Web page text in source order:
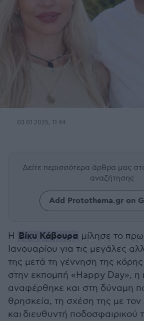
03.01.2025, 11:44
Δείτε περισσότερα άρθρα μας
αναζήτησης
Add Protothema.gr on
Η Βίκυ Κάβουρα μίλησε το
Ιανουαρίου για τις μεγάλες
της μετά τη γέννηση της
στην εκπομπή «Happy Day», η
αναφέρθηκε και στη δύναμη
θρησκεία, τη σχέση της με
και διευθυντή ποδοσφαιρικού